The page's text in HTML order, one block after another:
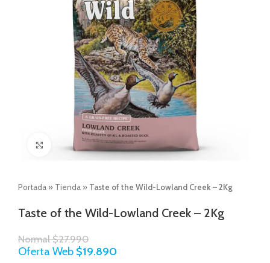
Click to enlarge
Portada » Tienda » Taste of the Wild-Lowland Creek – 2Kg
Taste of the Wild-Lowland Creek – 2Kg
Normal$27.990
Oferta Web $19.890